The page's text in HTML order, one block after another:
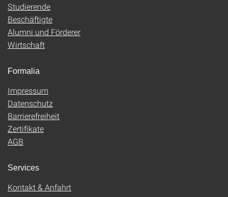
Studierende
Beschäftigte
Alumni und Förderer
Wirtschaft
Formalia
Impressum
Datenschutz
Barrierefreiheit
Zertifikate
AGB
Services
Kontakt & Anfahrt